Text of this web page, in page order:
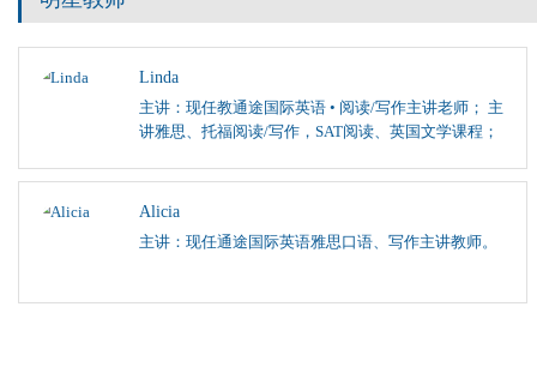
Linda
主讲：现任教通途国际英语 • 阅读/写作主讲老师； 主
讲雅思、托福阅读/写作，SAT阅读、英国文学课程；
Alicia
主讲：现任通途国际英语雅思口语、写作主讲教师。